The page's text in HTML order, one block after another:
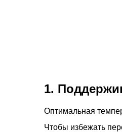
1.
Оптимальная
Чтобы избежать